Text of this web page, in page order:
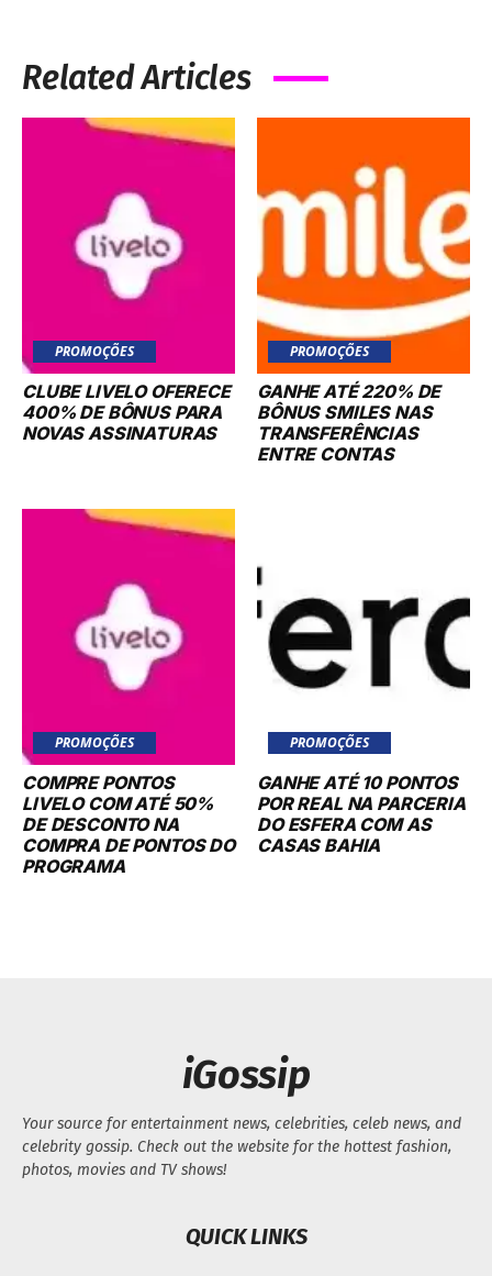
Related Articles
PROMOÇÕES
CLUBE LIVELO OFERECE
400% DE BÔNUS PARA
NOVAS ASSINATURAS
PROMOÇÕES
GANHE ATÉ 220% DE
BÔNUS SMILES NAS
TRANSFERÊNCIAS
ENTRE CONTAS
PROMOÇÕES
COMPRE PONTOS
LIVELO COM ATÉ 50%
DE DESCONTO NA
COMPRA DE PONTOS DO
PROGRAMA
PROMOÇÕES
GANHE ATÉ 10 PONTOS
POR REAL NA PARCERIA
DO ESFERA COM AS
CASAS BAHIA
iGossip
Your source for entertainment news, celebrities, celeb news, and
celebrity gossip. Check out the website for the hottest fashion,
photos, movies and TV shows!
QUICK LINKS